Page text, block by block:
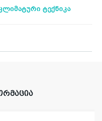
ტექნიკა